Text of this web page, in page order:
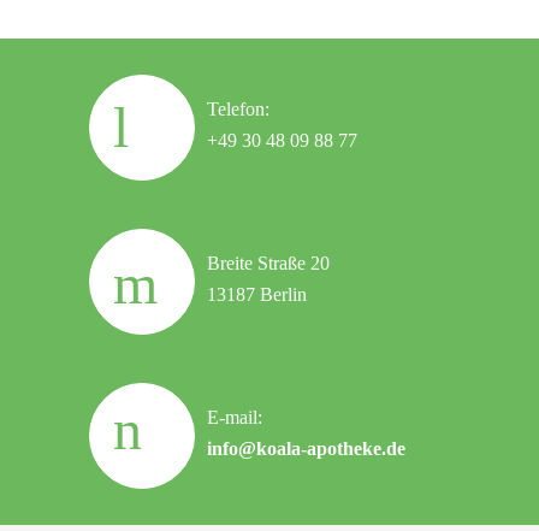
Telefon:
+49 30 48 09 88 77
Breite Straße 20
13187 Berlin
E-mail:
info@koala-apotheke.de